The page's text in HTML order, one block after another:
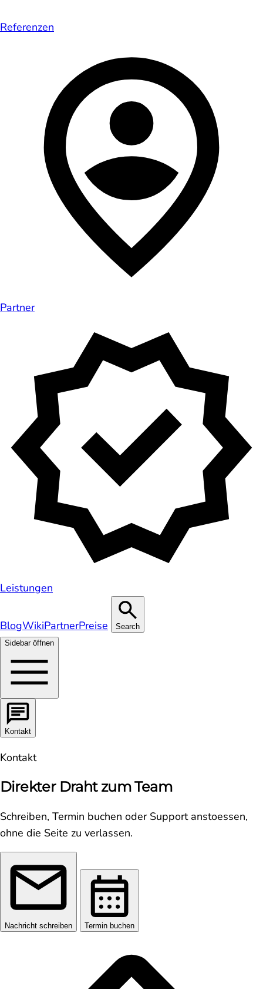
Referenzen
Partner
Leistungen
BlogWikiPartnerPreise
Search
Sidebar öffnen
Kontakt
Kontakt
Direkter Draht zum Team
Schreiben, Termin buchen oder Support anstoessen,
ohne die Seite zu verlassen.
Nachricht schreiben Termin buchen